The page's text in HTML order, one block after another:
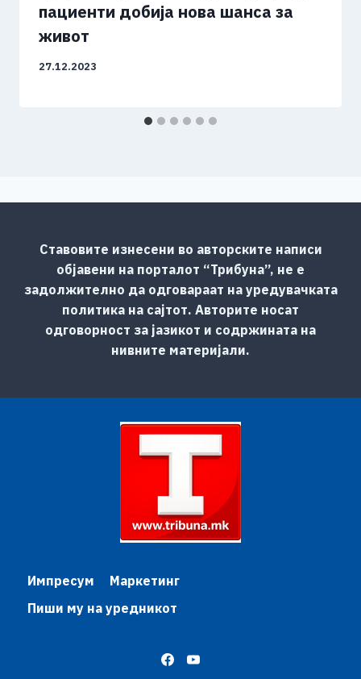
пациенти добија нова шанса за
живот
27.12.2023
Ставовите изнесени во авторските написи
објавени на порталот “Трибуна”, не е
задолжително да одговараат на уредувачката
политика на сајтот. Авторите носат
одговорност за јазикот и содржината на
нивните материјали.
Импресум
Маркетинг
Пиши му на уредникот